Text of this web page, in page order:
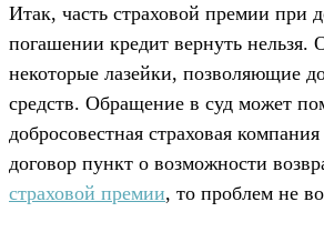
Итак, часть страховой премии при
погашении кредит вернуть нельзя.
некоторые лазейки, позволяющие
средств. Обращение в суд может
добросовестная страховая
договор пункт о возможности
страховой премии, то проблем не